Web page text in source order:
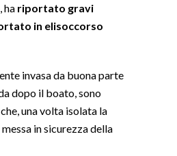
ha riportato gravi
in elisoccorso
invasa da buona parte
dopo il boato, sono
che, una volta isolata la
in sicurezza della